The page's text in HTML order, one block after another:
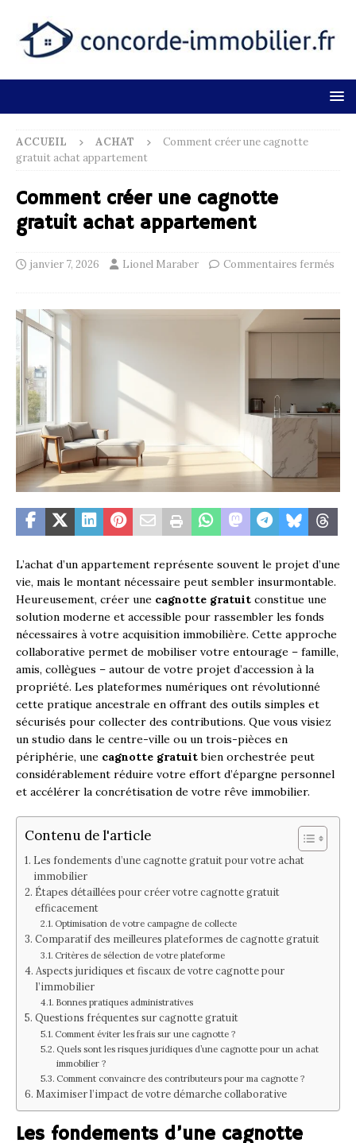
ACCUEIL ACHAT
Comment créer une cagnotte
gratuit achat appartement
Comment créer une cagnotte
gratuit achat appartement
janvier 7, 2026 Lionel Maraber Commentaires fermés
L’achat d’un appartement représente souvent le projet d’une
vie, mais le montant nécessaire peut sembler insurmontable.
Heureusement, créer une cagnotte gratuit constitue une
solution moderne et accessible pour rassembler les fonds
nécessaires à votre acquisition immobilière. Cette approche
collaborative permet de mobiliser votre entourage – famille,
amis, collègues – autour de votre projet d’accession à la
propriété. Les plateformes numériques ont révolutionné
cette pratique ancestrale en offrant des outils simples et
sécurisés pour collecter des contributions. Que vous visiez
un studio dans le centre-ville ou un trois-pièces en
périphérie, une cagnotte gratuitbien orchestrée peut
considérablement réduire votre effort d’épargne personnel
et accélérer la concrétisation de votre rêve immobilier.
Contenu de l'article
Les fondements d’une cagnotte gratuit pour votre achat
immobilier
Étapes détaillées pour créer votre cagnotte gratuit
efficacement
Optimisation de votre campagne de collecte
Comparatif des meilleures plateformes de cagnotte gratuit
Critères de sélection de votre plateforme
Aspects juridiques et fiscaux de votre cagnotte pour
l’immobilier
Bonnes pratiques administratives
Questions fréquentes sur cagnotte gratuit
Comment éviter les frais sur une cagnotte ?
Quels sont les risques juridiques d’une cagnotte pour un achat
immobilier ?
Comment convaincre des contributeurs pour ma cagnotte ?
Maximiser l’impact de votre démarche collaborative
Les fondements d’une cagnotte